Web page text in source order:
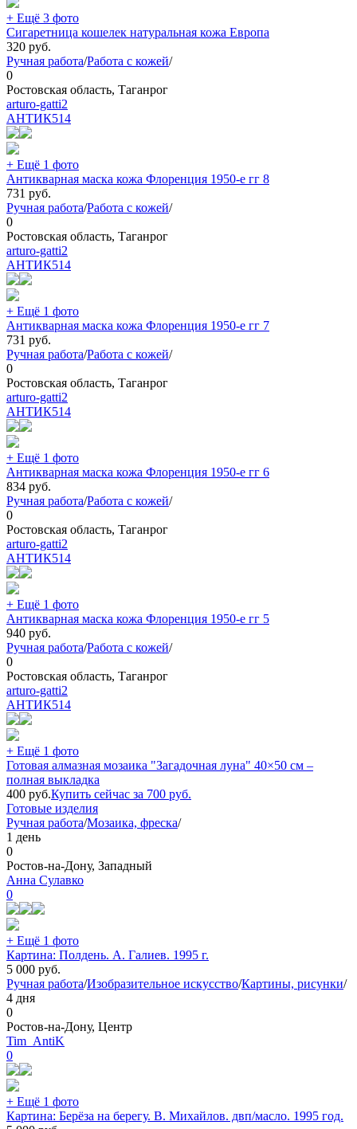
+ Ещё 3 фото
Сигаретница кошелек натуральная кожа Европа
320 руб.
Ручная работа/Работа с кожей/
0
Ростовская область, Таганрог
arturo-gatti2
АНТИК514
+ Ещё 1 фото
Антикварная маска кожа Флоренция 1950-е гг 8
731 руб.
Ручная работа/Работа с кожей/
0
Ростовская область, Таганрог
arturo-gatti2
АНТИК514
+ Ещё 1 фото
Антикварная маска кожа Флоренция 1950-е гг 7
731 руб.
Ручная работа/Работа с кожей/
0
Ростовская область, Таганрог
arturo-gatti2
АНТИК514
+ Ещё 1 фото
Антикварная маска кожа Флоренция 1950-е гг 6
834 руб.
Ручная работа/Работа с кожей/
0
Ростовская область, Таганрог
arturo-gatti2
АНТИК514
+ Ещё 1 фото
Антикварная маска кожа Флоренция 1950-е гг 5
940 руб.
Ручная работа/Работа с кожей/
0
Ростовская область, Таганрог
arturo-gatti2
АНТИК514
+ Ещё 1 фото
Готовая алмазная мозаика "Загадочная луна" 40×50 см –
полная выкладка
400 руб.Купить сейчас за 700 руб.
Готовые изделия
Ручная работа/Мозаика, фреска/
1 день
0
Ростов-на-Дону, Западный
Анна Сулавко
0
+ Ещё 1 фото
Картина: Полдень. А. Галиев. 1995 г.
5 000 руб.
Ручная работа/Изобразительное искусство/Картины, рисунки/
4 дня
0
Ростов-на-Дону, Центр
Tim_AntiK
0
+ Ещё 1 фото
Картина: Берёза на берегу. В. Михайлов. двп/масло. 1995 год.